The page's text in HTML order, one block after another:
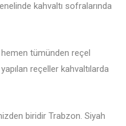
kahvaltı sofralarında
tümünden reçel
reçeller kahvaltılarda
biridir Trabzon. Siyah